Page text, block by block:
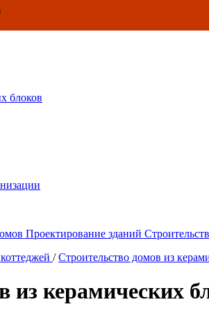
блоков
Проектирование зданий
/ Строительство домов из
из керамических